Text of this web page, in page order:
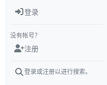
登录
没有帐号？
注册
登录或注册以进行搜索。